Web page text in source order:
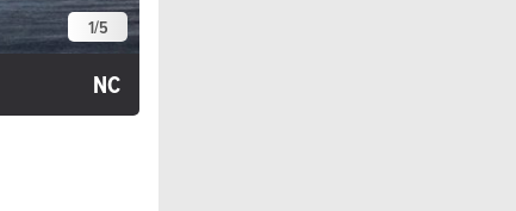
1/5
NC